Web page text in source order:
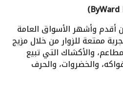
وأشهر الأسواق العامة
ممتعة للزوار من خلال مزيج
والأكشاك التي تبيع
والخضروات، والحرف